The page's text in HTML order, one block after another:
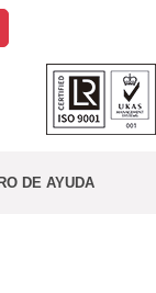
DE AYUDA